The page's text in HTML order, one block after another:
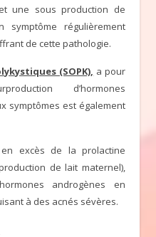
une sous production de
symptôme régulièrement
de cette pathologie.
(SOPK), a pour
d’hormones
symptômes est également
excès de la prolactine
de lait maternel),
androgènes en
à des acnés sévères.